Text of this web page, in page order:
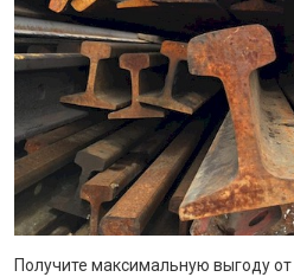
Получите максимальную выгоду